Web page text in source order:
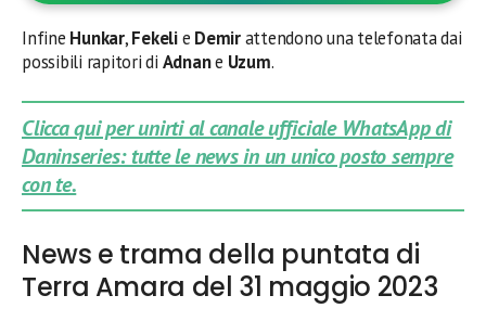
Infine Hunkar,Fekelie Demirattendono una telefonata dai
possibili rapitori di Adnane Uzum.
Clicca qui per unirti al canale ufficiale WhatsApp di
Daninseries: tutte le news in un unico posto sempre
con te.
News e trama della puntata di
Terra Amara del 31 maggio 2023